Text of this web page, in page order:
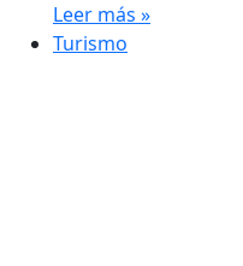
Leer más »
Turismo